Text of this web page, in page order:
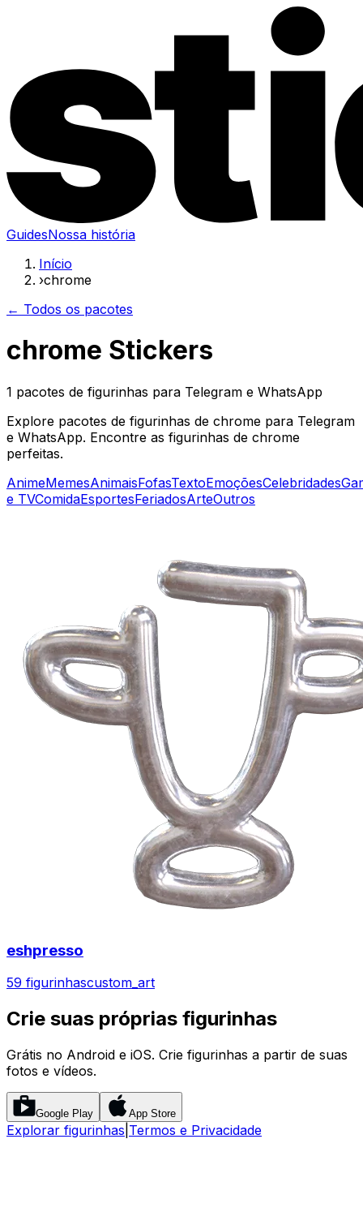
GuidesNossa história
Início
›chrome
← Todos os pacotes
chrome Stickers
1 pacotes de figurinhas para Telegram e WhatsApp
Explore pacotes de figurinhas de chrome para Telegram
e WhatsApp. Encontre as figurinhas de chrome
perfeitas.
AnimeMemesAnimaisFofasTextoEmoçõesCelebridades
e TVComidaEsportesFeriadosArteOutros
eshpresso
59 figurinhascustom_art
Crie suas próprias figurinhas
Grátis no Android e iOS. Crie figurinhas a partir de suas
fotos e vídeos.
Google Play App Store
Explorar figurinhas Termos e Privacidade